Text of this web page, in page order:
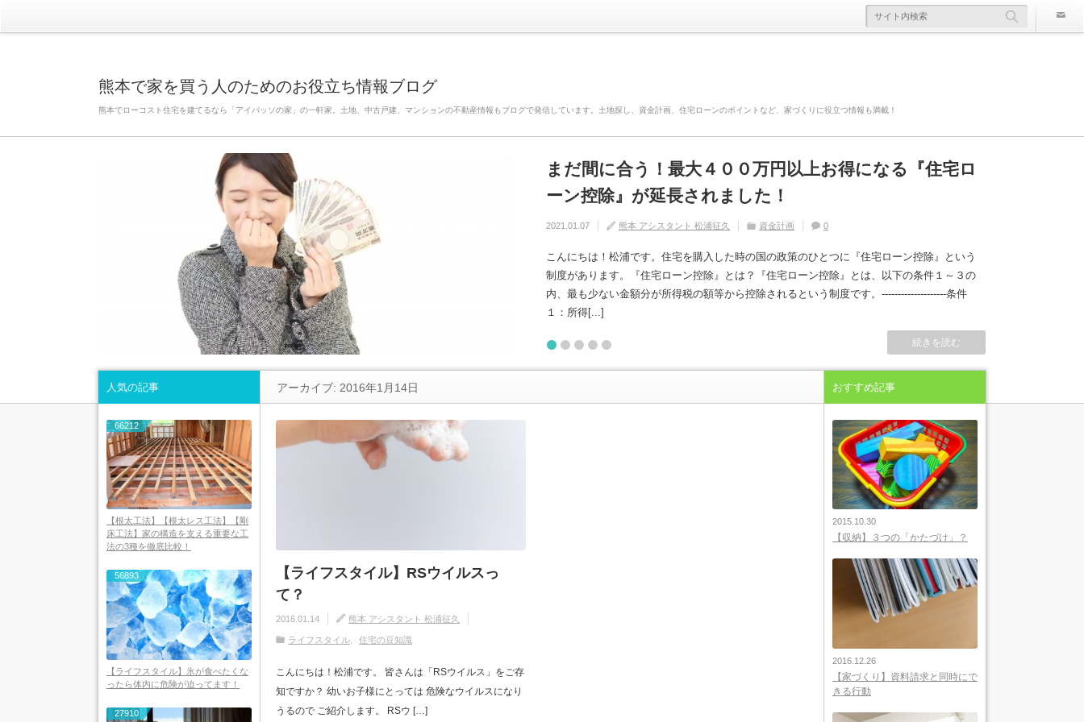
熊本で家を買う人のためのお役立ち情報ブログ
熊本でローコスト住宅を建てるなら「アイパッソの家」の一軒家。土地、中古戸建、マンションの不動産情報もブログで発信しています。土地探し、資金計画、住宅ローンのポイントなど、家づくりに役立つ情報も満載！
まだ間に合う！最大４００万円以上お得になる『住宅ロ
ーン控除』が延長されました！
2021.01.07 熊本 アシスタント 松浦征久 資金計画 0
こんにちは！松浦です。住宅を購入した時の国の政策のひとつに『住宅ローン控除』という
制度があります。『住宅ローン控除』とは？『住宅ローン控除』とは、以下の条件１～３の
内、最も少ない金額分が所得税の額等から控除されるという制度です。--------------------条件
１：所得[...]
続きを読む
自分の家がいわゆる『欠陥住宅』ならないように気を付
けるためには？
2020.09.17 熊本 アシスタント 松浦征久 住宅の豆知識 家づくり
建売住宅と注文住宅の寿命は違う！？
2020.08.29 熊本 アシスタント 松浦征久 住宅の豆知識
住宅の中でも熱中症にかかる！？原因や対策は？
2020.08.27 熊本 アシスタント 松浦征久 ライフスタイル
【火災保険】万が一の災害や事故の時にどこまで補償さ
れるの？
2020.07.11 熊本 アシスタント 松浦征久 住宅の豆知識 家づくり
1 2 3 4
アーカイブ: 2016年1月14日
【ライフスタイル】RSウイルスっ
て？
2016.01.14 熊本 アシスタント 松浦征久
ライフスタイル 住宅の豆知識
こんにちは！松浦です。 皆さんは「RSウイルス」をご存
知ですか？ 幼いお子様にとっては 危険なウイルスになり
うるので ご紹介します。 RSウ […]
人気の記事
66212
【根太工法】【根太レス工法】【剛
床工法】家の構造を支える重要な工
法の3種を徹底比較！
56893
【ライフスタイル】氷が食べたくな
ったら体内に危険が迫ってます！
27910
おすすめ記事
2015.10.30
【収納】３つの「かたづけ」？
2016.12.26
【家づくり】資料請求と同時にで
きる行動